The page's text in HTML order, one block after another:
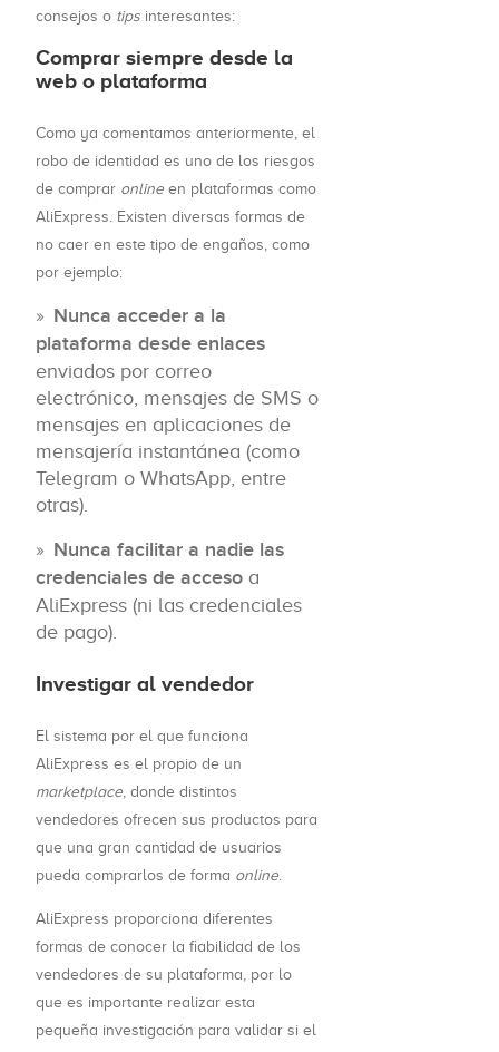
consejos o tips interesantes:
Comprar siempre desde la
web o plataforma
Como ya comentamos anteriormente, el
robo de identidad es uno de los riesgos
de comprar onlineen plataformas como
AliExpress. Existen diversas formas de
no caer en este tipo de engaños, como
por ejemplo:
Nunca acceder a la
plataforma desde enlaces
enviados por correo
electrónico, mensajes de SMS o
mensajes en aplicaciones de
mensajería instantánea (como
Telegram o WhatsApp, entre
otras).
Nunca facilitar a nadie las
credenciales de acceso a
AliExpress (ni las credenciales
de pago).
Investigar al vendedor
El sistema por el que funciona
AliExpress es el propio de un
marketplace, donde distintos
vendedores ofrecen sus productos para
que una gran cantidad de usuarios
pueda comprarlos de forma online.
AliExpress proporciona diferentes
formas de conocer la fiabilidad de los
vendedores de su plataforma, por lo
que es importante realizar esta
pequeña investigación para validar si el